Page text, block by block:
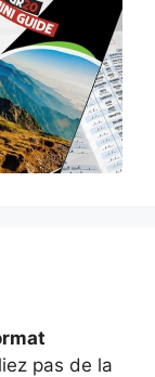
pas de la